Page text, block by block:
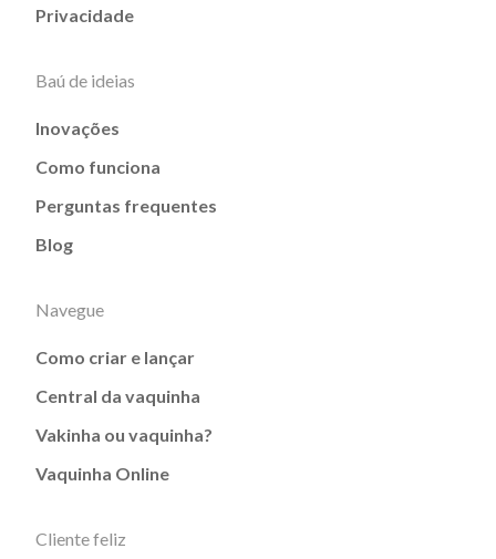
Privacidade
Baú de ideias
Inovações
Como funciona
Perguntas frequentes
Blog
Navegue
Como criar e lançar
Central da vaquinha
Vakinha ou vaquinha?
Vaquinha Online
Cliente feliz